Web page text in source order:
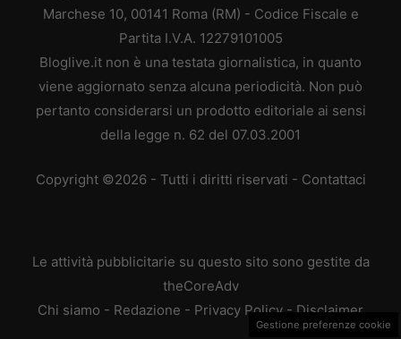
Marchese 10, 00141 Roma (RM) - Codice Fiscale e
Partita I.V.A. 12279101005
Bloglive.it non è una testata giornalistica, in quanto
viene aggiornato senza alcuna periodicità. Non può
pertanto considerarsi un prodotto editoriale ai sensi
della legge n. 62 del 07.03.2001
Copyright ©2026 - Tutti i diritti riservati - Contattaci
Le attività pubblicitarie su questo sito sono gestite da
theCoreAdv
Chi siamo - Redazione - Privacy Policy - Disclaimer
Gestione preferenze cookie